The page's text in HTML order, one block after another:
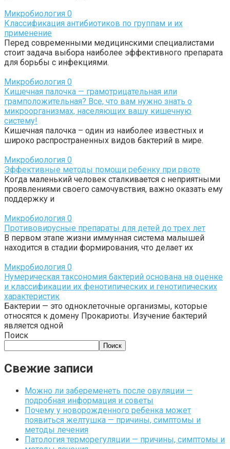
Микробиология 0
Классификация антибиотиков по группам и их
применение
Перед современными медицинскими специалистами
стоит задача выбора наиболее эффективного препарата
для борьбы с инфекциями.
Микробиология 0
Кишечная палочка — грамотрицательная или
грамположительная? Все, что вам нужно знать о
микроорганизмах, населяющих вашу кишечную
систему!
Кишечная палочка – один из наиболее известных и
широко распространенных видов бактерий в мире.
Микробиология 0
Эффективные методы помощи ребенку при рвоте
Когда маленький человек сталкивается с неприятными
проявлениями своего самочувствия, важно оказать ему
поддержку и
Микробиология 0
Противовирусные препараты для детей до трех лет
В первом этапе жизни иммунная система малышей
находится в стадии формирования, что делает их
Микробиология 0
Нумерическая таксономия бактерий основана на оценке
и классификации их фенотипических и генотипических
характеристик
Бактерии — это одноклеточные организмы, которые
относятся к домену Прокариоты. Изучение бактерий
является одной
Поиск
Поиск
Свежие записи
Можно ли забеременеть после овуляции —
подробная информация и советы
Почему у новорожденного ребенка может
появиться желтушка — причины, симптомы и
методы лечения
Патология терморегуляции — причины, симптомы и